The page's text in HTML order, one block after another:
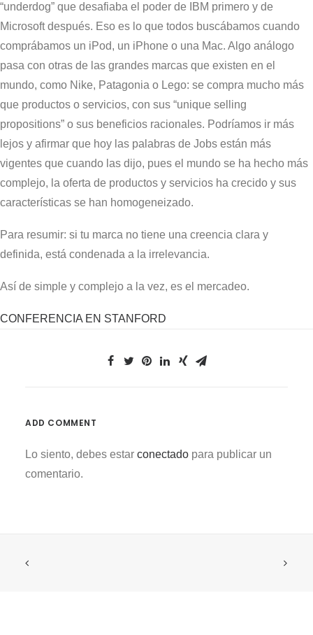
“underdog” que desafiaba el poder de IBM primero y de
Microsoft después. Eso es lo que todos buscábamos cuando
comprábamos un iPod, un iPhone o una Mac. Algo análogo
pasa con otras de las grandes marcas que existen en el
mundo, como Nike, Patagonia o Lego: se compra mucho más
que productos o servicios, con sus “unique selling
propositions” o sus beneficios racionales. Podríamos ir más
lejos y afirmar que hoy las palabras de Jobs están más
vigentes que cuando las dijo, pues el mundo se ha hecho más
complejo, la oferta de productos y servicios ha crecido y sus
características se han homogeneizado.
Para resumir: si tu marca no tiene una creencia clara y
definida, está condenada a la irrelevancia.
Así de simple y complejo a la vez, es el mercadeo.
CONFERENCIA EN STANFORD
ADD COMMENT
Lo siento, debes estar conectado para publicar un
comentario.